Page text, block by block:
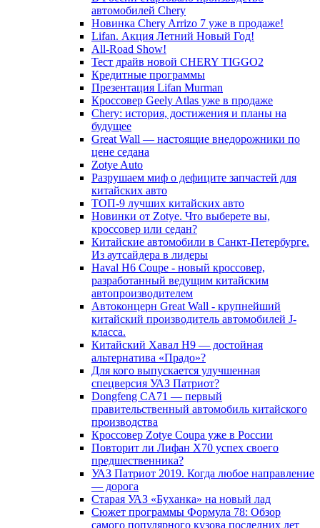
автомобилей Chery
Новинка Chery Arrizo 7 уже в продаже!
Lifan. Акция Летний Новый Год!
All-Road Show!
Тест драйв новой CHERY TIGGO2
Кредитные программы
Презентация Lifan Murman
Кроссовер Geely Atlas уже в продаже
Chery: история, достижения и планы на
будущее
Great Wall — настоящие внедорожники по
цене седана
Zotye Auto
Разрушаем миф о дефиците запчастей для
китайских авто
ТОП-9 лучших китайских авто
Новинки от Zotye. Что выберете вы,
кроссовер или седан?
Китайские автомобили в Санкт-Петербурге.
Из аутсайдера в лидеры
Haval H6 Coupe - новый кроссовер,
разработанный ведущим китайским
автопроизводителем
Автоконцерн Great Wall - крупнейший
китайский производитель автомобилей J-
класса.
Китайский Хавал H9 — достойная
альтернатива «Прадо»?
Для кого выпускается улучшенная
спецверсия УАЗ Патриот?
Dongfeng CA71 — первый
правительственный автомобиль китайского
производства
Кроссовер Zotye Coupa уже в России
Повторит ли Лифан Х70 успех своего
предшественника?
УАЗ Патриот 2019. Когда любое направление
— дорога
Старая УАЗ «Буханка» на новый лад
Сюжет программы Формула 78: Обзор
самого популярного кузова последних лет